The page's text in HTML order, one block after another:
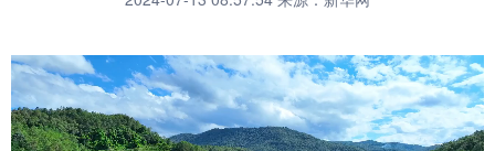
云南省领导报道集
教育
州市
社会
图片
经济 服务 云南故事